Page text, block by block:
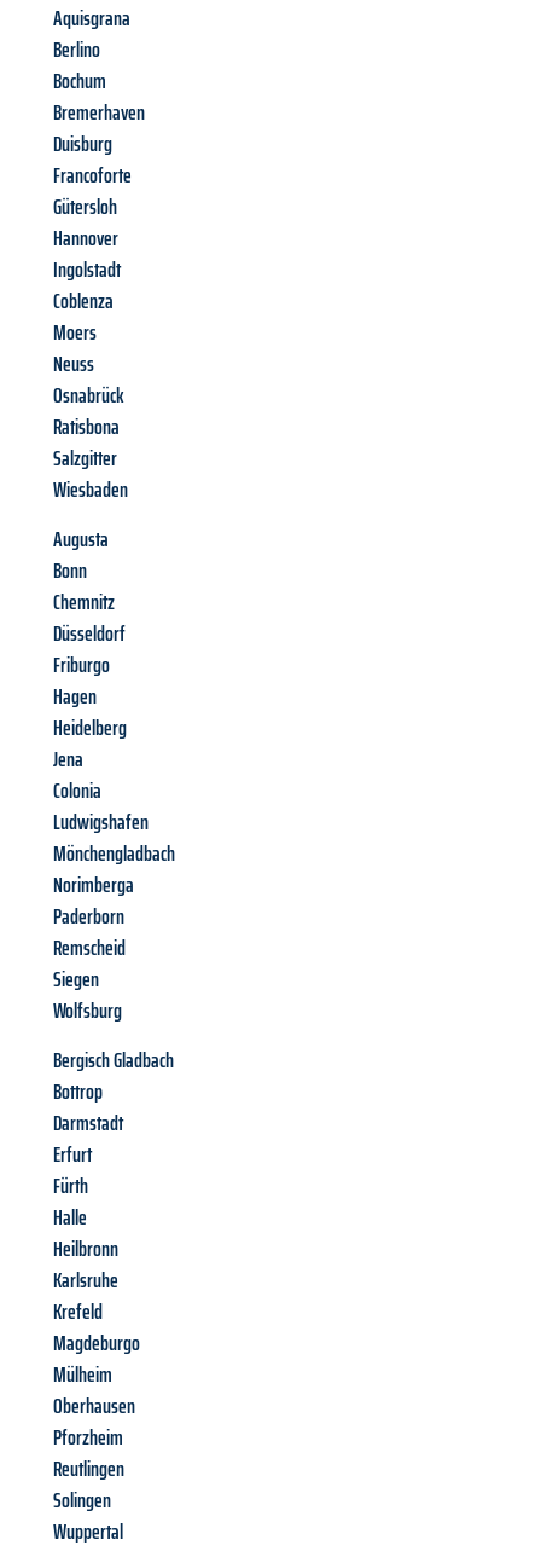
Aquisgrana
Berlino
Bochum
Bremerhaven
Duisburg
Francoforte
Gütersloh
Hannover
Ingolstadt
Coblenza
Moers
Neuss
Osnabrück
Ratisbona
Salzgitter
Wiesbaden
Augusta
Bonn
Chemnitz
Düsseldorf
Friburgo
Hagen
Heidelberg
Jena
Colonia
Ludwigshafen
Mönchengladbach
Norimberga
Paderborn
Remscheid
Siegen
Wolfsburg
Bergisch Gladbach
Bottrop
Darmstadt
Erfurt
Fürth
Halle
Heilbronn
Karlsruhe
Krefeld
Magdeburgo
Mülheim
Oberhausen
Pforzheim
Reutlingen
Solingen
Wuppertal